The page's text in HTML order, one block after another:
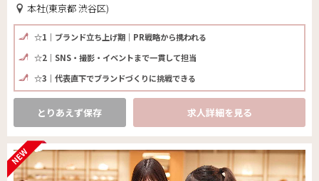
本社(東京都 渋谷区)
☆1｜ブランド立ち上げ期｜PR戦略から携われる
☆2｜SNS・撮影・イベントまで一貫して担当
☆3｜代表直下でブランドづくりに挑戦できる
とりあえず保存 求人詳細を見る